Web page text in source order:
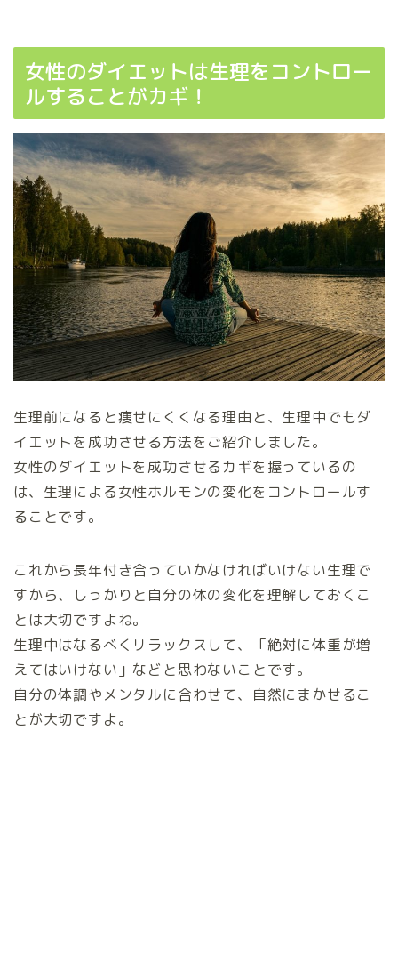
女性のダイエットは生理をコントロー
ルすることがカギ！
生理前になると痩せにくくなる理由と、生理中でもダ
イエットを成功させる方法をご紹介しました。
女性のダイエットを成功させるカギを握っているの
は、生理による女性ホルモンの変化をコントロールす
ることです。
これから長年付き合っていかなければいけない生理で
すから、しっかりと自分の体の変化を理解しておくこ
とは大切ですよね。
生理中はなるべくリラックスして、「絶対に体重が増
えてはいけない」などと思わないことです。
自分の体調やメンタルに合わせて、自然にまかせるこ
とが大切ですよ。